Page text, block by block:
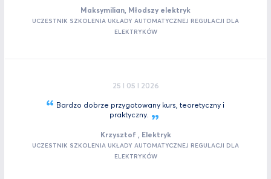
Maksymilian, Młodszy elektryk
UCZESTNIK SZKOLENIA UKŁADY AUTOMATYCZNEJ REGULACJI DLA
ELEKTRYKÓW
25 I 05 I 2026
Bardzo dobrze przygotowany kurs, teoretyczny i
praktyczny.
Krzysztof , Elektryk
UCZESTNIK SZKOLENIA UKŁADY AUTOMATYCZNEJ REGULACJI DLA
ELEKTRYKÓW